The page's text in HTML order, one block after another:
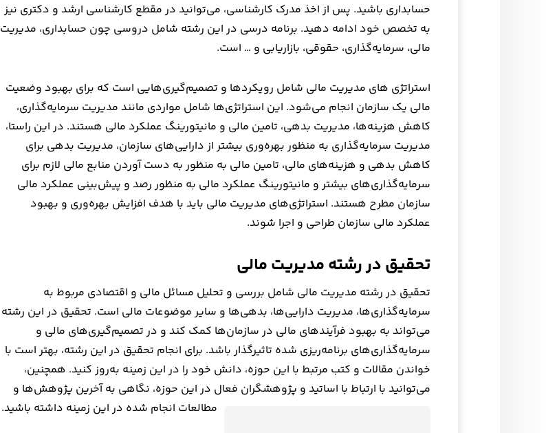
حسابداری باشید. پس از اخذ مدرک کارشناسی، می‌توانید در مقطع کارشناسی ارشد و دکتری نیز
به تخصص خود ادامه دهید. برنامه درسی در این رشته شامل دروسی چون حسابداری، مدیریت
مالی، سرمایه‌گذاری، حقوقی، بازاریابی و … است.
استراتژی های مدیریت مالی شامل رویکردها و تصمیم‌گیری‌هایی است که برای بهبود وضعیت
مالی یک سازمان انجام می‌شود. این استراتژی‌ها شامل مواردی مانند مدیریت سرمایه‌گذاری،
کاهش هزینه‌ها، مدیریت بدهی، تامین مالی و مانیتورینگ عملکرد مالی هستند. در این راستا،
مدیریت سرمایه‌گذاری به منظور بهره‌وری بیشتر از دارایی‌های سازمان، مدیریت بدهی برای
کاهش بدهی و هزینه‌های مالی، تامین مالی به منظور به دست آوردن منابع مالی لازم برای
سرمایه‌گذاری‌های بیشتر و مانیتورینگ عملکرد مالی به منظور رصد و پیش‌بینی عملکرد مالی
سازمان مطرح هستند. استراتژی‌های مدیریت مالی باید با هدف افزایش بهره‌وری و بهبود
عملکرد مالی سازمان طراحی و اجرا شوند.
تحقیق در رشته مدیریت مالی
تحقیق در رشته مدیریت مالی شامل بررسی و تحلیل مسائل مالی و اقتصادی مربوط به
سرمایه‌گذاری‌ها، مدیریت دارایی‌ها، بدهی‌ها و سایر موضوعات مالی است. تحقیق در این رشته
می‌تواند به بهبود فرآیندهای مالی در سازمان‌ها کمک کند و در تصمیم‌گیری‌های مالی و
سرمایه‌گذاری‌های برنامه‌ریزی شده تاثیرگذار باشد. برای انجام تحقیق در این رشته، بهتر است با
خواندن مقالات و کتب مرتبط با این حوزه، دانش خود را در این زمینه به‌روز کنید. همچنین،
می‌توانید با ارتباط با اساتید و پژوهشگران فعال در این حوزه، نگاهی به آخرین پژوهش‌ها و
مطالعات انجام شده در این زمینه داشته باشید.